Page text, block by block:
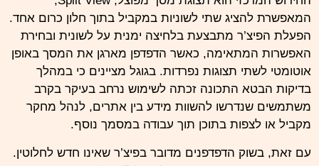
המאפשרת להציג שתי לשוניות במקביל בתוך חלון כרום אחד.
הפעלת הפיצ’ר מתבצעת בלחיצה ימנית על לשונית ובחירת
האפשרות המתאימה, כאשר הדפדפן מארגן את המסך באופן
אוטומטי לשתי תצוגות נפרדות. בגוגל מציינים כי במהלך
בדיקות הבטא התכונה זכתה לשימוש נרחב בעיקר בקרב
משתמשים שנדרשו להשוות מידע בין אתרים, לנהל מחקר
מקביל או לצפות בתוכן תוך עבודה במסמך נוסף.
עם זאת, בשוק הדפדפנים מדובר בפיצ’ר שאינו חדש לחלוטין.